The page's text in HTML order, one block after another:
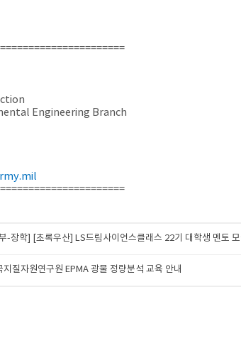
Engineering Branch
-장학] [초록우산] LS드림사이언스클래스 22기 대학생 멘토 모
지질자원연구원 EPMA 광물 정량분석 교육 안내